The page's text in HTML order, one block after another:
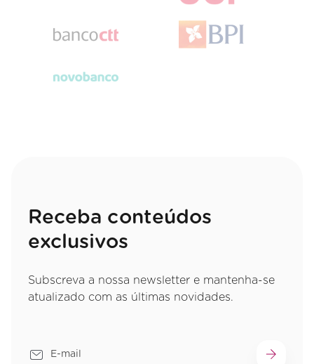
Receba conteúdos
exclusivos
Subscreva a nossa newsletter e mantenha-se
atualizado com as últimas novidades.